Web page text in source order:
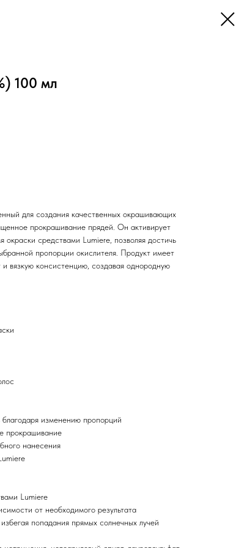
100 мл
для создания качественных окрашивающих
прокрашивание прядей. Он активирует
средствами Lumiere, позволяя достичь
пропорции окислителя. Продукт имеет
вязкую консистенцию, создавая однородную
благодаря изменению пропорций
прокрашивание
нанесения
Lumiere
от необходимого результата
попадания прямых солнечных лучей